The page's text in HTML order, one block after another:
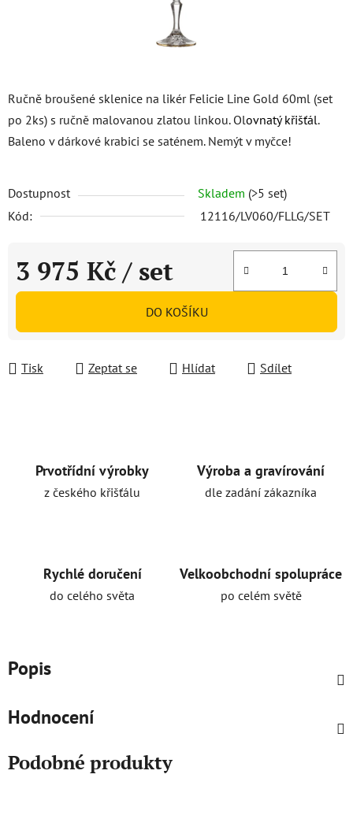
Ručně broušené sklenice na likér Felicie Line Gold 60ml (set
po 2ks) s ručně malovanou zlatou linkou. Olovnatý křišťál.
Baleno v dárkové krabici se saténem. Nemýt v myčce!
Dostupnost Skladem (>5 set)
Kód:
12116/LV060/FLLG/SET
3 975 Kč / set
Měrná cena:
DO KOŠÍKU
Tisk Zeptat se Hlídat Sdílet
Prvotřídní výrobky
z českého křišťálu
Výroba a gravírování
dle zadání zákazníka
Rychlé doručení
do celého světa
Velkoobchodní spolupráce
po celém světě
Popis
Hodnocení
Podobné produkty